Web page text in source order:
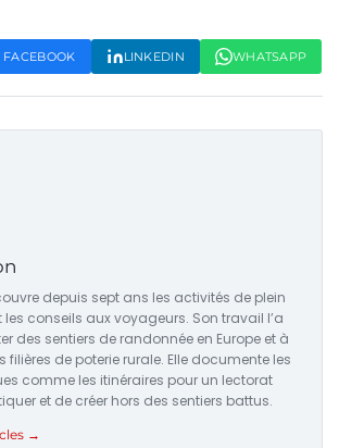
FACEBOOK LINKEDIN WHATSAPP
depuis sept ans les activités de plein
les conseils aux voyageurs. Son travail l’a
des sentiers de randonnée en Europe et à
filières de poterie rurale. Elle documente les
comme les itinéraires pour un lectorat
et de créer hors des sentiers battus.
→